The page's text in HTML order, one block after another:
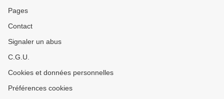
Pages
Contact
Signaler un abus
C.G.U.
Cookies et données personnelles
Préférences cookies